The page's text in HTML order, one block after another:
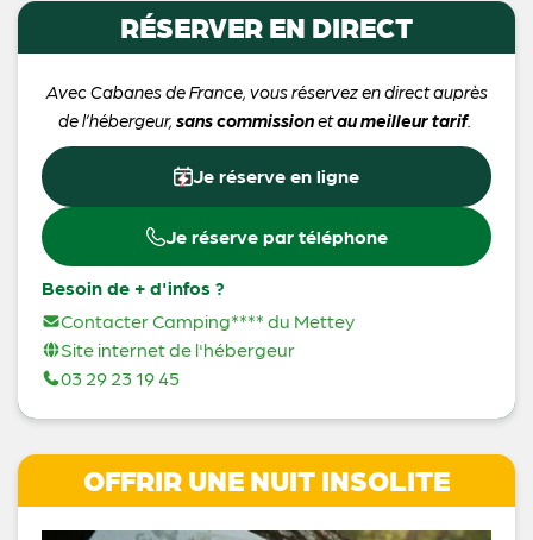
RÉSERVER EN DIRECT
Avec Cabanes de France, vous réservez en direct auprès
de l’hébergeur, sans commissionetau meilleur tarif.
Je réserve en ligne
Je réserve par téléphone
Besoin de + d'infos ?
Contacter Camping**** du Mettey
Site internet de l'hébergeur
03 29 23 19 45
OFFRIR UNE NUIT INSOLITE